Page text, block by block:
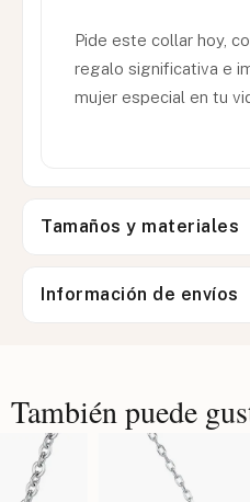
Pide este collar hoy,
regalo significativa e
mujer especial en tu
Tamaños y materiales
Información de envíos
También puede